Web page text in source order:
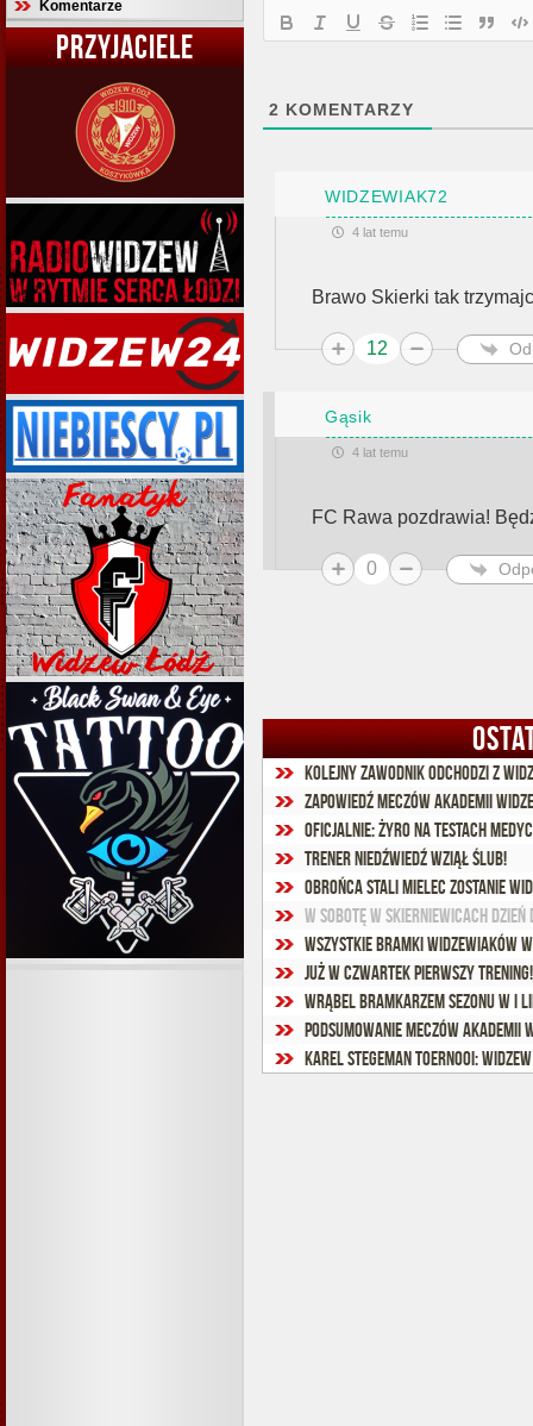
Komentarze
PRZYJACIELE
2 KOMENTARZY
WIDZEWIAK72
4 lat temu
Brawo Skierki tak
12
Gąsik
4 lat temu
FC Rawa pozdrawia!
0
Kolejny zawodnik odchodzi z
Zapowiedź meczów Akademii
Oficjalnie: Żyro na testach
Trener Niedźwiedź wziął ślub!
Obrońca Stali Mielec zostanie
W sobotę w Skierniewicach Dzień
Wszystkie bramki widzewiaków
Już w czwartek pierwszy trening!
Wrąbel bramkarzem sezonu w I
Podsumowanie meczów Akademii
Karel Stegeman Toernooi: